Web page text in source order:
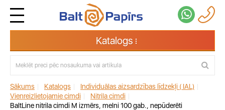
Katalogs
Sākums Katalogs Individuālas aizsardzības līdzekļi ( IAL)
Vienreizlietojamie cimdi
Nitrila cimdi
BaltLine nitrila cimdi M izmērs, melni 100 gab., nepūderēti